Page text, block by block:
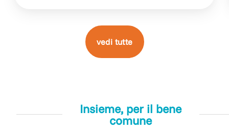
vedi tutte
Insieme, per il bene
comune